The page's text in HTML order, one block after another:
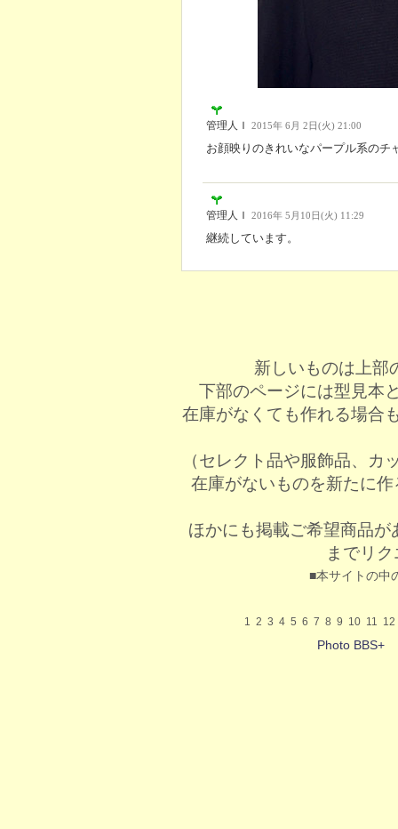
管理人Ｉ 2015年 6月 2日(火) 21:00
お顔映りのきれいなパープル系のチ
管理人Ｉ 2016年 5月10日(火) 11:29
継続しています。
新しいものは上部
下部のページには型見本
在庫がなくても作れる場合
（セレクト品や服飾品、
在庫がないものを新たに
ほかにも掲載ご希望商品が
までリ
■本サイトの中
1 2 3 4 5 6 7 8 9 10 11 12
Photo BBS+